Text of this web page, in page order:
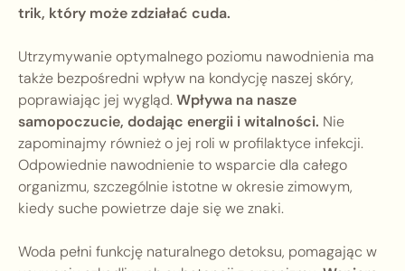
trik, który może zdziałać cuda.
Utrzymywanie optymalnego poziomu nawodnienia ma
także bezpośredni wpływ na kondycję naszej skóry,
poprawiając jej wygląd.Wpływa na nasze
samopoczucie, dodając energii i witalności. Nie
zapominajmy również o jej roli w profilaktyce infekcji.
Odpowiednie nawodnienie to wsparcie dla całego
organizmu, szczególnie istotne w okresie zimowym,
kiedy suche powietrze daje się we znaki.
Woda pełni funkcję naturalnego detoksu, pomagając w